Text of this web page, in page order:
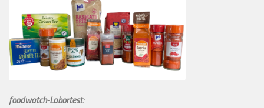
foodwatch-Labortest: